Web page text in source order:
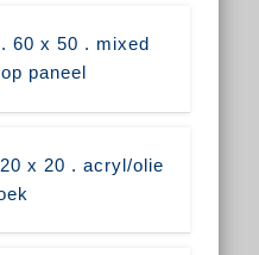
60 x 50 . mixed
paneel
x 20 . acryl/olie